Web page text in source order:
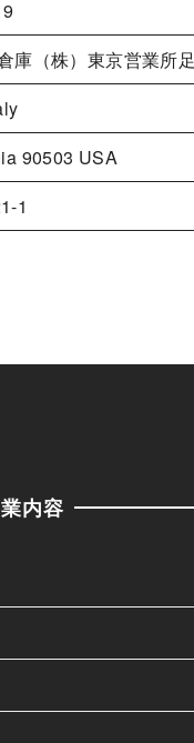
庫（株）東京営業所
90503 USA
1
内容